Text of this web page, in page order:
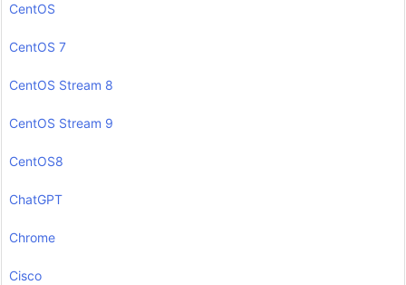
CentOS
CentOS 7
CentOS Stream 8
CentOS Stream 9
CentOS8
ChatGPT
Chrome
Cisco